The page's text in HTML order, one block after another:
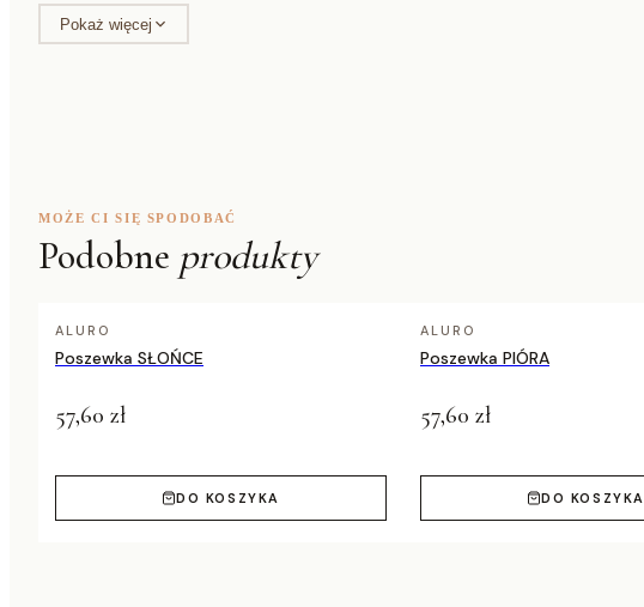
Szerokość
Pokaż więcej
MOŻE CI SIĘ SPODOBAĆ
Podobne produkty
ALURO
Poszewka SŁOŃCE
57,60 zł
DO KOSZYKA
ALURO
Poszewka PIÓRA
57,60 zł
DO KOSZYKA